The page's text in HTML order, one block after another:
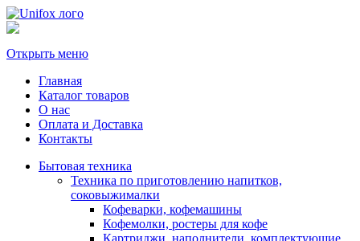
Открыть меню
Главная
Каталог товаров
О нас
Оплата и Доставка
Контакты
Бытовая техника
Техника по приготовлению напитков,
соковыжималки
Кофеварки, кофемашины
Кофемолки, ростеры для кофе
Картриджи, наполнители, комплектующие